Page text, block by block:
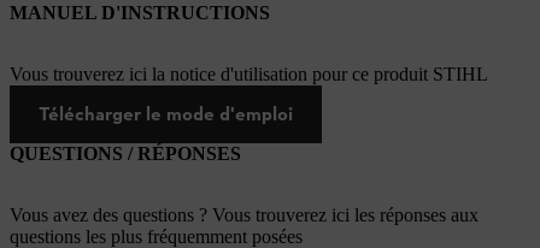
MANUEL D'INSTRUCTIONS
Vous trouverez ici la notice d'utilisation pour ce produit STIHL
Télécharger le mode d'emploi
QUESTIONS / RÉPONSES
Vous avez des questions ? Vous trouverez ici les réponses aux
questions les plus fréquemment posées